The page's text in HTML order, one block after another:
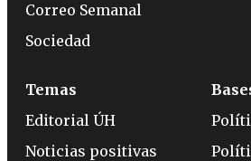
Correo Semanal
Sociedad
Temas
Editorial ÚH
Noticias positivas